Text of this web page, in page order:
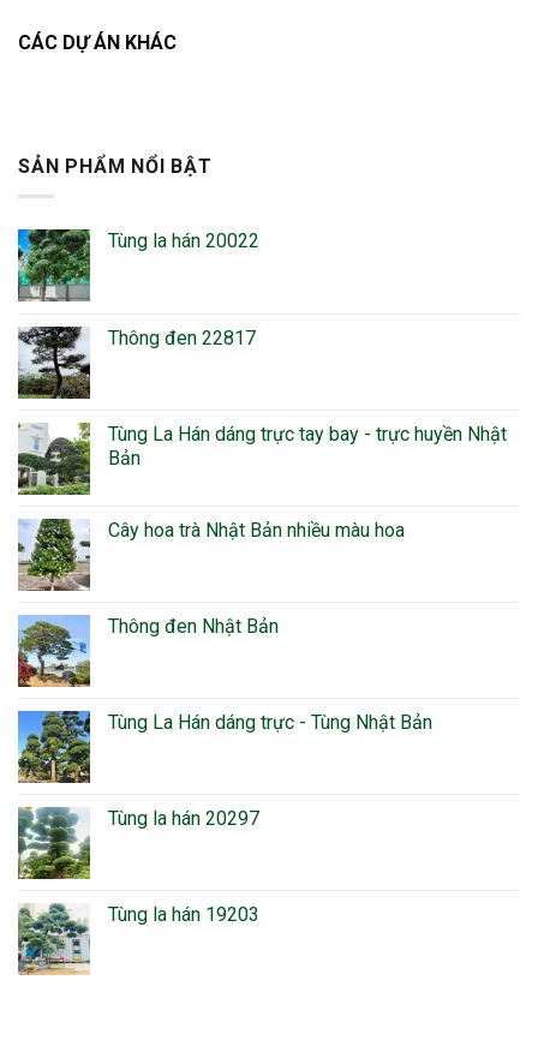
SẢN PHẨM NỔI BẬT
Tùng la hán 20022
Thông đen 22817
Tùng La Hán dáng trực tay bay - trực huyền Nhật
Bản
Cây hoa trà Nhật Bản nhiều màu hoa
Thông đen Nhật Bản
Tùng La Hán dáng trực - Tùng Nhật Bản
Tùng la hán 20297
Tùng la hán 19203
CÁC DỰ ÁN KHÁC